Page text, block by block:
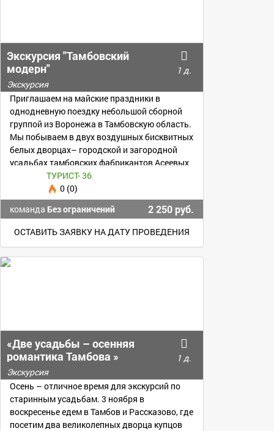
Экскурсия "Тамбовский
модерн"
1 д.
Экскурсия
Приглашаем на майские праздники в
однодневную поездку небольшой сборной
группой из Воронежа в Тамбовскую область.
Мы побываем в двух воздушных бисквитных
белых дворцах– городской и загородной
усадьбах тамбовских фабрикантов Асеевых
ТУРИСТ- 36
0 (0)
команда Без ограничений 2 250 руб.
ОСТАВИТЬ ЗАЯВКУ НА ДАТУ ПРОВЕДЕНИЯ
«Две усадьбы – осенняя
романтика Тамбова »
1 д.
Экскурсия
Осень – отличное время для экскурсий по
старинным усадьбам. 3 ноября в
воскресенье едем в Тамбов и Рассказово, где
посетим два великолепных дворца купцов